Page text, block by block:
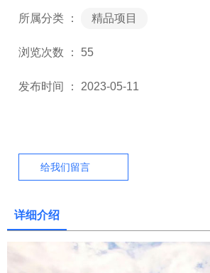
所属分类 ： 精品项目
浏览次数 ： 55
发布时间 ： 2023-05-11
给我们留言
详细介绍